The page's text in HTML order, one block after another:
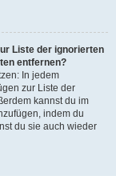
Liste der ignorierten
entfernen?
In jedem
zur Liste der
kannst du im
indem du
du sie auch wieder